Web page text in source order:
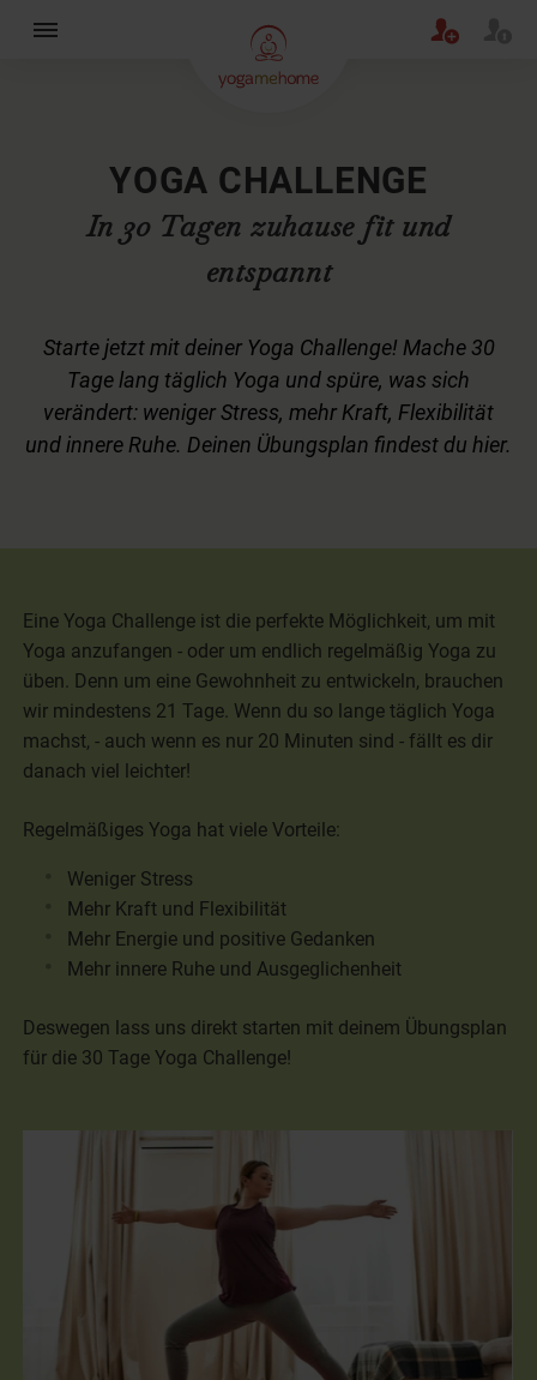
YOGA CHALLENGE
In 30 Tagen zuhause fit und
entspannt
Starte jetzt mit deiner Yoga Challenge! Mache 30
Tage lang täglich Yoga und spüre, was sich
verändert: weniger Stress, mehr Kraft, Flexibilität
und innere Ruhe. Deinen Übungsplan findest du hier.
Eine Yoga Challenge ist die perfekte Möglichkeit, um mit
Yoga anzufangen - oder um endlich regelmäßig Yoga zu
üben. Denn um eine Gewohnheit zu entwickeln, brauchen
wir mindestens 21 Tage. Wenn du so lange täglich Yoga
machst, - auch wenn es nur 20 Minuten sind - fällt es dir
danach viel leichter!
Regelmäßiges Yoga hat viele Vorteile:
Weniger Stress
Mehr Kraft und Flexibilität
Mehr Energie und positive Gedanken
Mehr innere Ruhe und Ausgeglichenheit
Deswegen lass uns direkt starten mit deinem Übungsplan
für die 30 Tage Yoga Challenge!